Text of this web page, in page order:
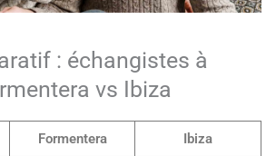
: échangistes à
vs Ibiza
Formentera Ibiza